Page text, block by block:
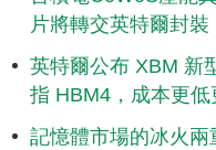
片將轉交英特爾封
英特爾公布 XBM 新
指 HBM4，成本更低
記憶體市場的冰火兩